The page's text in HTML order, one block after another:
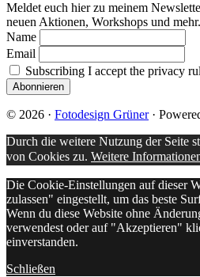
Meldet euch hier zu meinem
neuen Aktionen, Workshops und mehr.
Name
Email
Subscribing I accept the privacy
© 2026 · Fotodesign Grüner·
Durch die weitere Nutzung der Seite
von Cookies zu. Weitere
Die Cookie-Einstellungen auf dieser
zulassen" eingestellt, um das beste
Wenn du diese Website ohne
verwendest oder auf "Akzeptieren"
einverstanden.
Schließen